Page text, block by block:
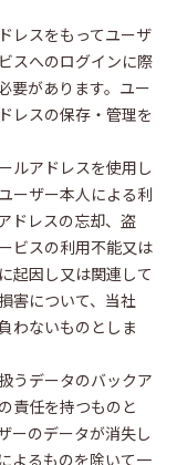
レスをもってユーザ
スへのログインに際
要があります。ユー
レスの保存・管理を
ルアドレスを使用し
ーザー本人による利
ドレスの忘却、盗
ビスの利用不能又は
起因し又は関連して
害について、当社
わないものとしま
うデータのバックア
責任を持つものと
ーのデータが消失し
よるものを除いて一